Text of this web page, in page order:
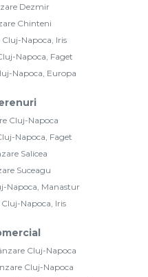
Dezmir
Chinteni
Cluj-Napoca, Iris
Napoca, Faget
Napoca, Europa
Cluj-Napoca
Napoca, Faget
Salicea
Suceagu
Napoca, Manastur
Napoca, Iris
Cluj-Napoca
Cluj-Napoca